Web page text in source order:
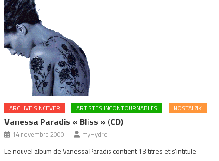
ARCHIVE SINCEVER ARTISTES INCONTOURNABLES NOSTALZIK
Vanessa Paradis « Bliss » (CD)
14 novembre 2000 myHydro
Le nouvel album de Vanessa Paradis contient 13 titres et s’intitule